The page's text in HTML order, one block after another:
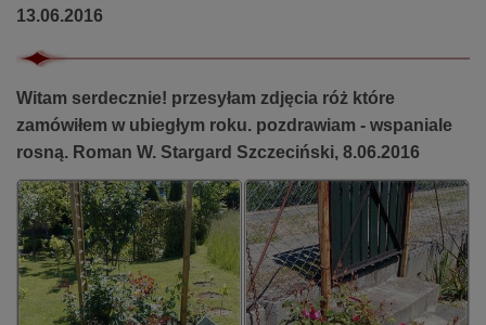
13.06.2016
Witam serdecznie! przesyłam zdjęcia róż które
zamówiłem w ubiegłym roku. pozdrawiam - wspaniale
rosną. Roman W. Stargard Szczeciński, 8.06.2016